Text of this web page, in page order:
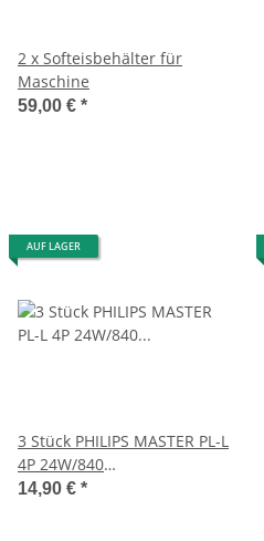
2 x Softeisbehälter für
Maschine
59,00 € *
AUF LAGER
3 Stück PHILIPS MASTER PL-L
4P 24W/840
Kompaktleuchtstoffröhre
14,90 € *